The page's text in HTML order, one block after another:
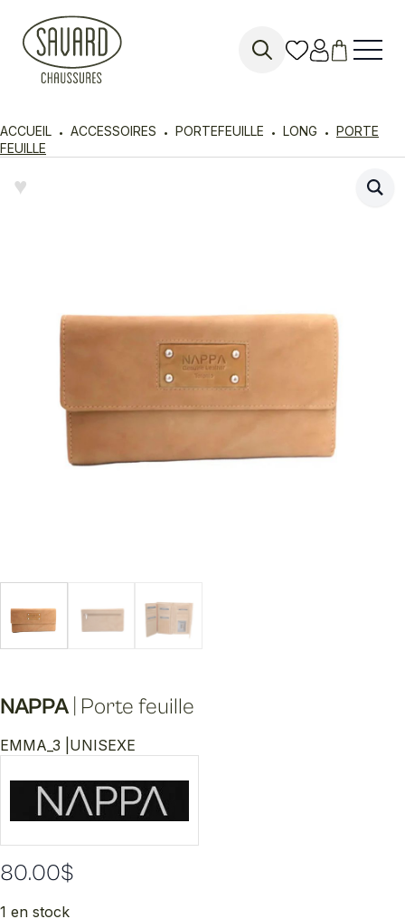
ACCUEIL ACCESSOIRES PORTEFEUILLE LONG
PORTE
FEUILLE
♥︎
NAPPA Porte feuille
EMMA_3 | UNISEXE
80.00$
1 en stock